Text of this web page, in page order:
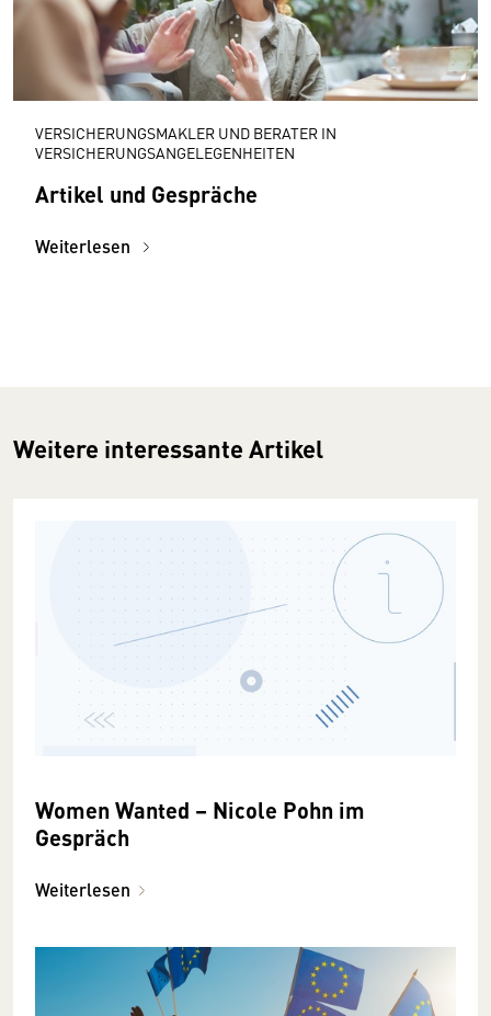
VERSICHERUNGSMAKLER UND BERATER IN
VERSICHERUNGSANGELEGENHEITEN
Artikel und Gespräche
Weiterlesen
Weitere interessante Artikel
Women Wanted – Nicole Pohn im
Gespräch
Weiterlesen